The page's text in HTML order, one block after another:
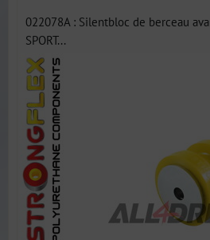
022078A : Silentbloc de berceau
SPORT...